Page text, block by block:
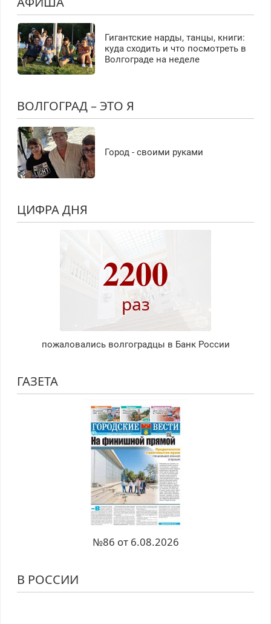
Гигантские нарды, танцы, книги:
куда сходить и что посмотреть в
Волгограде на неделе
ВОЛГОГРАД – ЭТО Я
Город - своими руками
ЦИФРА ДНЯ
2200
раз
пожаловались волгоградцы в Банк России
ГАЗЕТА
№86 от 6.08.2026
В РОССИИ